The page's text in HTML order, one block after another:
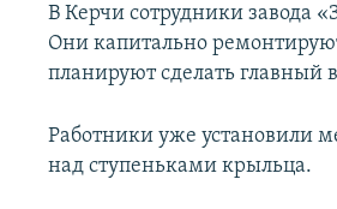
В Керчи сотрудники завода
Они капитально
планируют сделать главный
Работники уже установили
над ступеньками крыльца.